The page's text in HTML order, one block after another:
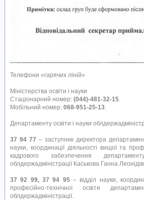
Телефони «гарячих ліній»
Міністерства освіти і науки
Стаціонарний номер: (044)-481-32-15.
Мобільний номер: 068-951-25-13.
Департаменту освіти і науки
37 94 77 – заступник директора
науки, координації діяльності вищої та
кадрового забезпечення
облдержадміністрації Каськова Ганна
37 92 99, 37 94 95– відділ науки,
професійно-технічної освіти
облдержадміністрації.